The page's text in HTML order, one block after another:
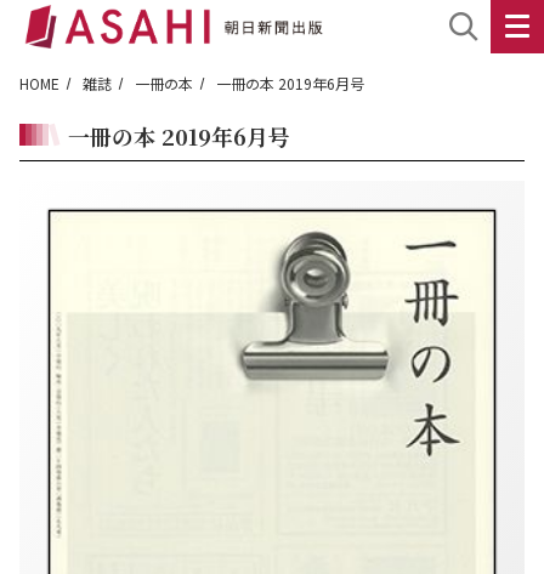
HOME 雑誌 一冊の本 一冊の本 2019年6月号
一冊の本 2019年6月号